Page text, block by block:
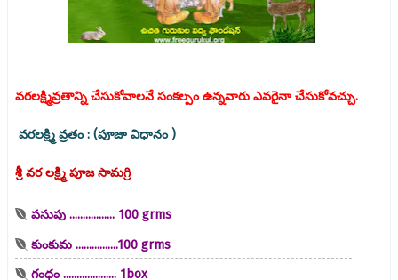
వరలక్ష్మివ్రతాన్ని చేసుకోవాలనే సంకల్పం ఉన్నవారు ఎవరైనా చేసుకోవచ్చు.
వరలక్ష్మి వ్రతం : (పూజా విధానం )
శ్రీ వర లక్ష్మి పూజ సామగ్రి
పసుపు ................. 100 grms
కుంకుమ ................100 grms
గంధం .................... 1box